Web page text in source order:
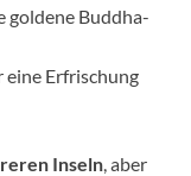
goldene Buddha-
eine Erfrischung
Inseln , aber